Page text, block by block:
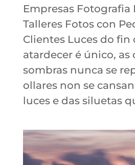
Empresas Fotografia
Talleres Fotos con
Clientes Luces do fin
atardecer é único, as
sombras nunca se
ollares non se
luces e das siluetas